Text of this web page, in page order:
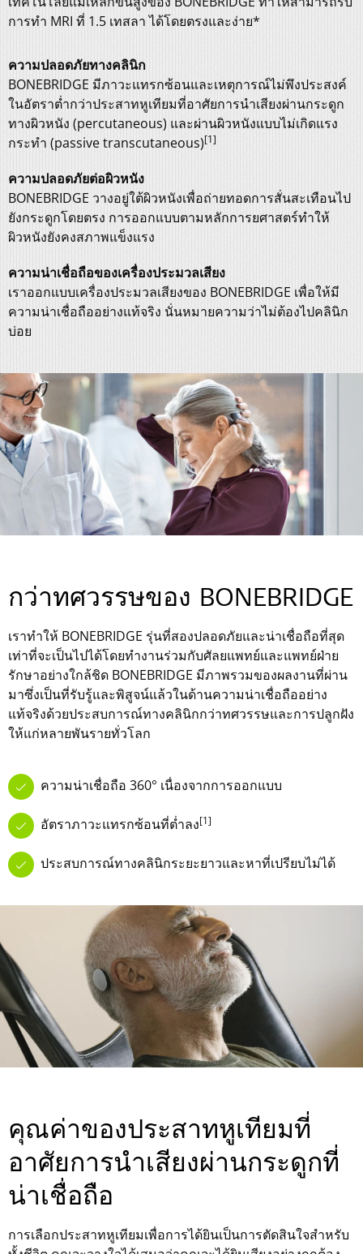
การทำ MRI ที่ 1.5 เทสลา ได้โดยตรงและง่าย*
ความปลอดภัยทางคลินิก
BONEBRIDGE มีภาวะแทรกซ้อนและเหตุการณ์ไม่พึงประสงค์
ในอัตราต่ำกว่าประสาทหูเทียมที่อาศัยการนำเสียงผ่านกระดูก
ทางผิวหนัง (percutaneous) และผ่านผิวหนังแบบไม่เกิดแรง
กระทำ (passive transcutaneous)[1]
ความปลอดภัยต่อผิวหนัง
BONEBRIDGE วางอยู่ใต้ผิวหนังเพื่อถ่ายทอดการสั่นสะเทือนไป
ยังกระดูกโดยตรง การออกแบบตามหลักการยศาสตร์ทำให้
ผิวหนังยังคงสภาพแข็งแรง
ความน่าเชื่อถือของเครื่องประมวลเสียง
เราออกแบบเครื่องประมวลเสียงของ BONEBRIDGE เพื่อให้มี
ความน่าเชื่อถืออย่างแท้จริง นั่นหมายความว่าไม่ต้องไปคลินิก
บ่อย
กว่าทศวรรษของ BONEBRIDGE
เราทำให้ BONEBRIDGE รุ่นที่สองปลอดภัยและน่าเชื่อถือที่สุด
เท่าที่จะเป็นไปได้โดยทำงานร่วมกับศัลยแพทย์และแพทย์ฝ่าย
รักษาอย่างใกล้ชิด BONEBRIDGE มีภาพรวมของผลงานที่ผ่าน
มาซึ่งเป็นที่รับรู้และพิสูจน์แล้วในด้านความน่าเชื่อถืออย่าง
แท้จริงด้วยประสบการณ์ทางคลินิกกว่าทศวรรษและการปลูกฝัง
ให้แก่หลายพันรายทั่วโลก
ความน่าเชื่อถือ 360° เนื่องจากการออกแบบ
อัตราภาวะแทรกซ้อนที่ต่ำลง[1]
ประสบการณ์ทางคลินิกระยะยาวและหาที่เปรียบไม่ได้
คุณค่าของประสาทหูเทียมที่
อาศัยการนำเสียงผ่านกระดูกที่
น่าเชื่อถือ
การเลือกประสาทหูเทียมเพื่อการได้ยินเป็นการตัดสินใจสำหรับ